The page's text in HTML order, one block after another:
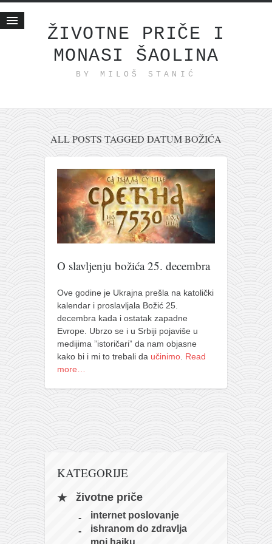
ŽIVOTNE PRIČE I
MONASI ŠAOLINA
BY MILOŠ STANIĆ
Životne priče
internet poslovanje
ishranom do zdravlja
moj haiku
momenti i mesta
bonus sadržaj
Svetlopis
zakonopravilo
duhovni otac
zabranjena istorija
ćirilica
porodične priče
umesto tvitera
kalendar srpski
azbuki i knjige
Okinava karate
najnovije na blogu
moje beleške
istorija karatea
bubishi
ALL POSTS TAGGED DATUM BOŽIĆA
O slavljenju božića 25. decembra
Ove godine je Ukrajna prešla na katolički
kalendar i proslavljala Božić 25.
decembra kada i ostatak zapadne
Evrope. Ubrzo se i u Srbiji pojaviše u
medijima ”istoričari” da nam objasne
kako bi i mi to trebali da učinimo Read
more…
KATEGORIJE
životne priče
internet poslovanje
ishranom do zdravlja
moj haiku